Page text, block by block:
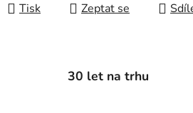
Tisk Zeptat se
30 let na trhu